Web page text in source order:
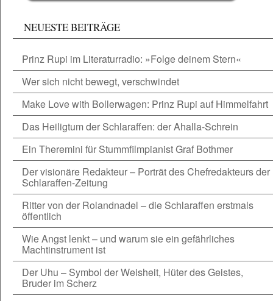
NEUESTE BEITRÄGE
Prinz Rupi im Literaturradio: »Folge deinem Stern«
Wer sich nicht bewegt, verschwindet
Make Love with Bollerwagen: Prinz Rupi auf Himmelfahrt
Das Heiligtum der Schlaraffen: der Ahalla-Schrein
Ein Theremini für Stummfilmpianist Graf Bothmer
Der visionäre Redakteur – Porträt des Chefredakteurs der
Schlaraffen-Zeitung
Ritter von der Rolandnadel – die Schlaraffen erstmals
öffentlich
Wie Angst lenkt – und warum sie ein gefährliches
Machtinstrument ist
Der Uhu – Symbol der Weisheit, Hüter des Geistes,
Bruder im Scherz